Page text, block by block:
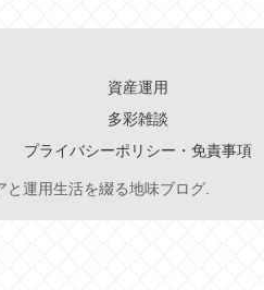
資産運用
多彩雑談
プライバシーポリシー・免責事項
運用生活を綴る地味ブログ.